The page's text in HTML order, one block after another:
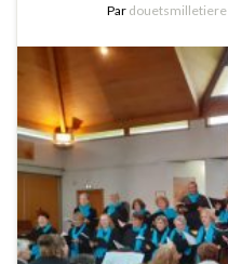
Par douetsmilletiere